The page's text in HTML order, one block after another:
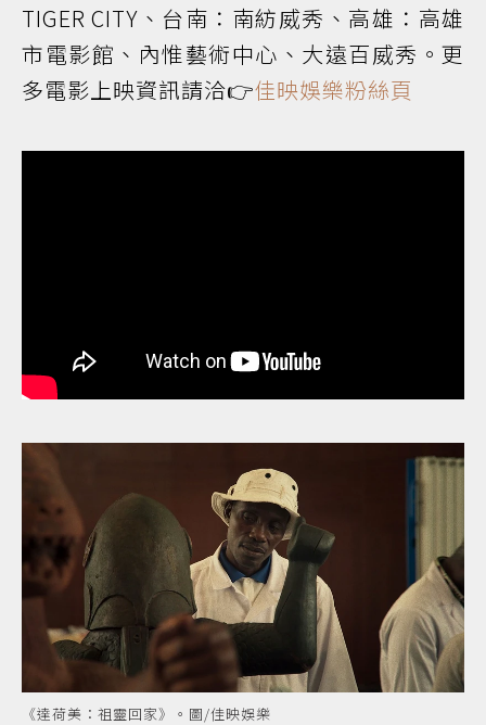
TIGER CITY、台南：南紡威秀、高雄：高雄
市電影館、內惟藝術中心、大遠百威秀。更
多電影上映資訊請洽👉佳映娛樂粉絲頁
《達荷美：祖靈回家》。圖/佳映娛樂